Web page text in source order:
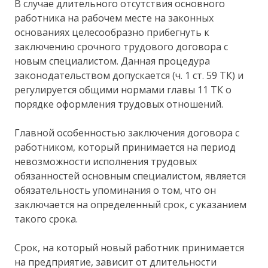
В случае длительного отсутствия основного
работника на рабочем месте на законных
основаниях целесообразно прибегнуть к
заключению срочного трудового договора с
новым специалистом. Данная процедура
законодательством допускается (ч. 1 ст. 59 ТК) и
регулируется общими нормами главы 11 ТК о
порядке оформления трудовых отношений.
Главной особенностью заключения договора с
работником, который принимается на период
невозможности исполнения трудовых
обязанностей основным специалистом, является
обязательность упоминания о том, что он
заключается на определенный срок, с указанием
такого срока.
Срок, на который новый работник принимается
на предприятие, зависит от длительности